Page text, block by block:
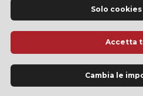
Sito Ufficiale di
Solo
Accetta
Cambia le